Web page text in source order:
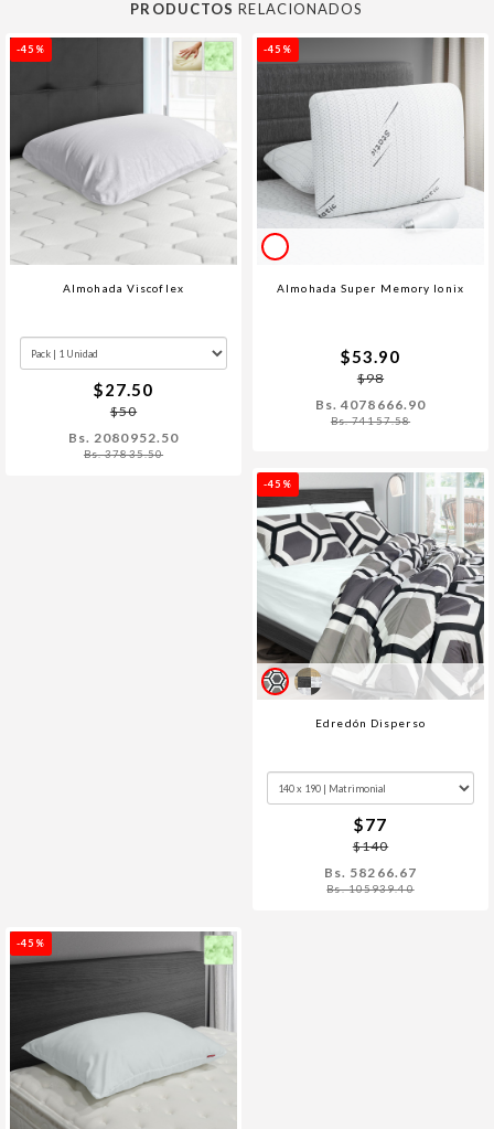
PRODUCTOSRELACIONADOS
-45%
Almohada Viscoflex
$27.50
$50
Bs. 2080952.50
Bs. 37835.50
-45%
Almohada Super Memory Ionix
$53.90
$98
Bs. 4078666.90
Bs. 74157.58
-45%
Edredón Disperso
$77
$140
Bs. 58266.67
Bs. 105939.40
-45%